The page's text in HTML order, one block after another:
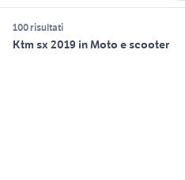
100 risultati
Ktm sx 2019 in Moto e scooter